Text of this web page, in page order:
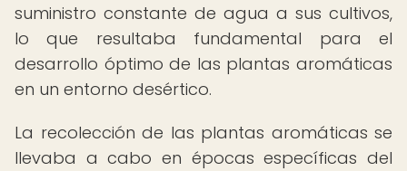
suministro constante de agua a sus cultivos,
lo que resultaba fundamental para el
desarrollo óptimo de las plantas aromáticas
en un entorno desértico.
La recolección de las plantas aromáticas se
llevaba a cabo en épocas específicas del